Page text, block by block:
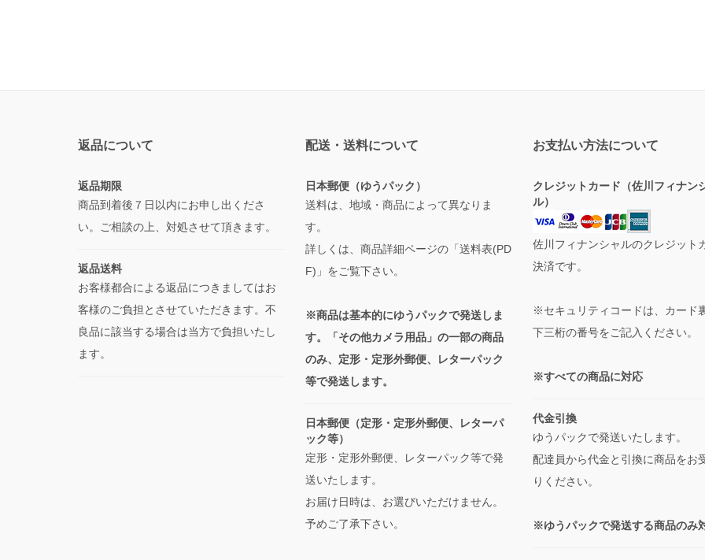
返品について
返品期限
商品到着後７日以内にお申し出くださ
い。ご相談の上、対処させて頂きます。
返品送料
お客様都合による返品につきましてはお
客様のご負担とさせていただきます。不
良品に該当する場合は当方で負担いたし
ます。
配送・送料について
日本郵便（ゆうパック）
送料は、地域・商品によって異なりま
す。
詳しくは、商品詳細ページの「送料表(PD
F)」をご覧下さい。
※商品は基本的にゆうパックで発送しま
す。「その他カメラ用品」の一部の商品
のみ、定形・定形外郵便、レターパック
等で発送します。
日本郵便（定形・定形外郵便、レターパ
ック等）
定形・定形外郵便、レターパック等で発
送いたします。
お届け日時は、お選びいただけません。
予めご了承下さい。
お支払い方法について
クレジットカード（佐川フィナン
ル）
佐川フィナンシャルのクレジット
決済です。
※セキュリティコードは、カード
下三桁の番号をご記入ください。
※すべての商品に対応
代金引換
ゆうパックで発送いたします。
配達員から代金と引換に商品をお
りください。
※ゆうパックで発送する商品のみ